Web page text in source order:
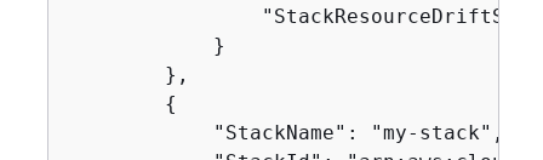
            }
        },
{
            "StackName": "my-stack",